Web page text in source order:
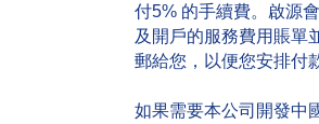
付5% 的手續費。啟源
及開戶的服務費用賬單
郵給您，以便您安排付
如果需要本公司開發中